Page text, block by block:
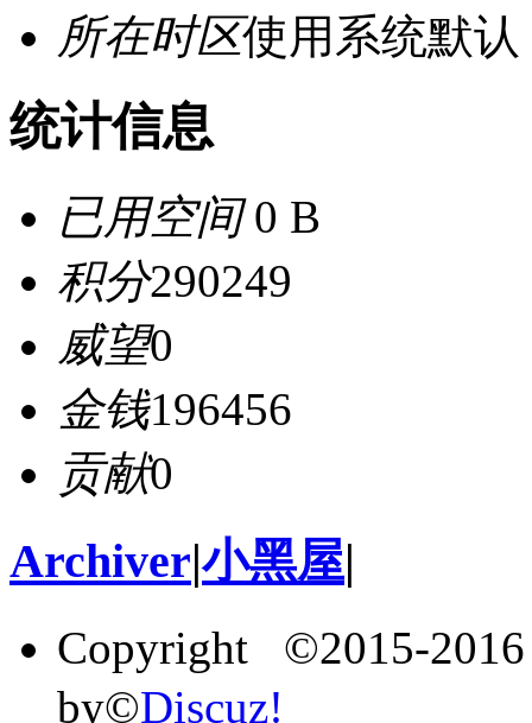
所在时区使用系统默认
统计信息
已用空间0 B
积分290249
威望0
金钱196456
贡献0
Archiver|小黑屋|
Copyright ©2015-
by©Discuz!